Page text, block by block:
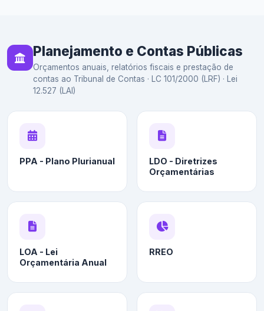
Planejamento e Contas Públicas
Orçamentos anuais, relatórios fiscais e prestação de
contas ao Tribunal de Contas · LC 101/2000 (LRF) · Lei
12.527 (LAI)
PPA - Plano Plurianual
LDO - Diretrizes
Orçamentárias
LOA - Lei
Orçamentária Anual
RREO